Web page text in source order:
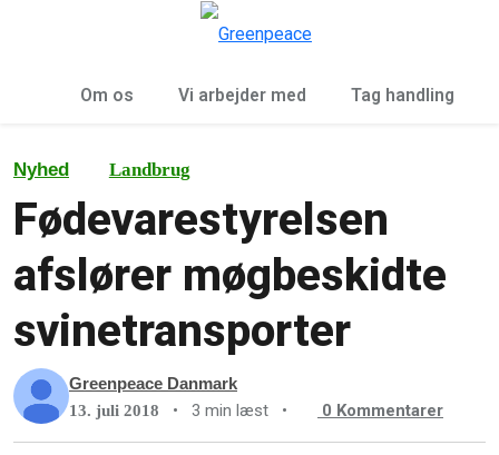
Om os Vi arbejder med Tag handling
Nyhed Landbrug
Fødevarestyrelsen
afslører møgbeskidte
svinetransporter
Greenpeace Danmark
13. juli 2018 • 3 min læst • 0 Kommentarer